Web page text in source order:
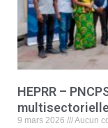
HEPRR –
multisectorielle
9 mars 2026 Aucun